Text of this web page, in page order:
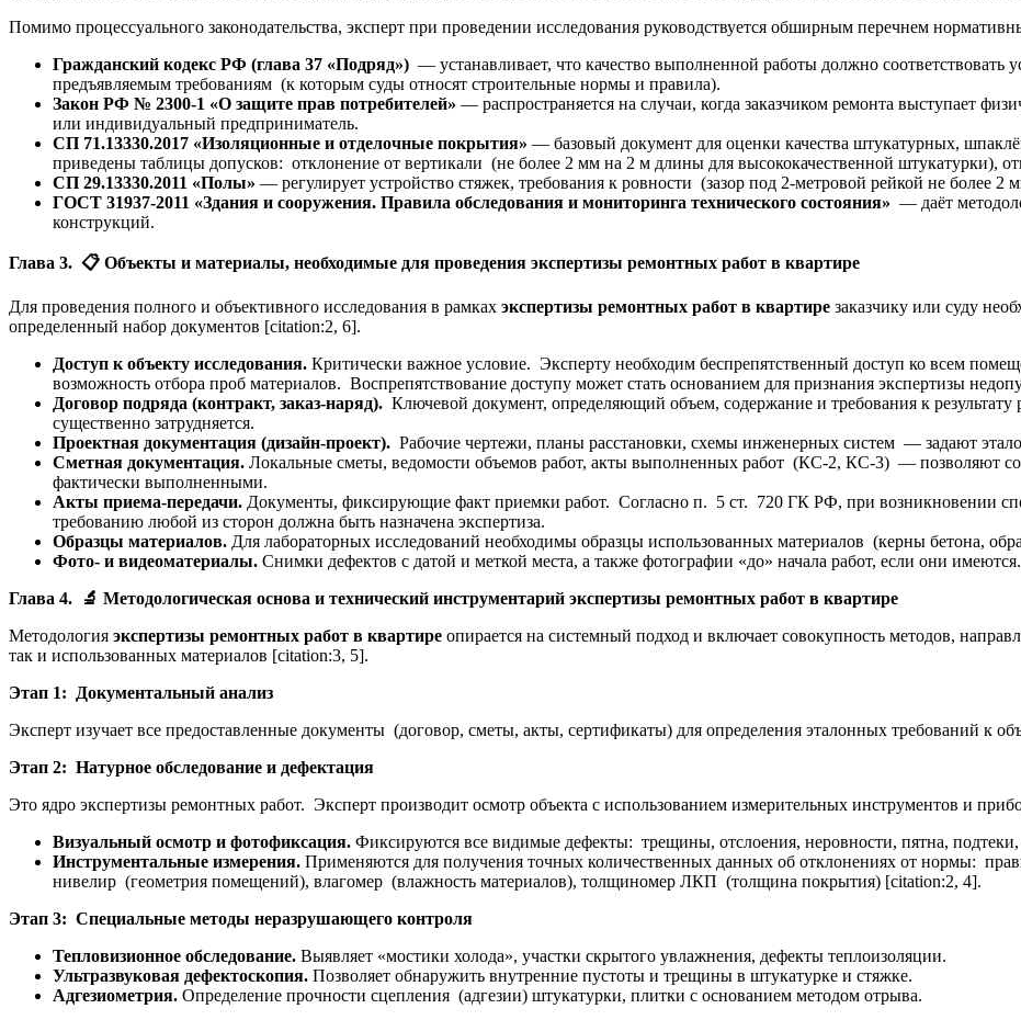
Помимо процессуального законодательства, эксперт при проведении исследования руководствуется обширным перечнем
Гражданский кодекс РФ (глава 37 «Подряд») — устанавливает, что качество выполненной работы должно
предъявляемым требованиям (к которым суды относят строительные нормы и правила).
Закон РФ № 2300-1 «О защите прав потребителей» — распространяется на случаи, когда заказчиком ремонта выступает
или индивидуальный предприниматель.
СП 71.13330.2017 «Изоляционные и отделочные покрытия» — базовый документ для оценки качества штукатурных,
приведены таблицы допусков: отклонение от вертикали (не более 2 мм на 2 м длины для высококачественной штукатурки),
СП 29.13330.2011 «Полы» — регулирует устройство стяжек, требования к ровности (зазор под 2-метровой рейкой не более
ГОСТ 31937-2011 «Здания и сооружения. Правила обследования и мониторинга технического состояния» — даёт
конструкций.
Глава 3. 📋 Объекты и материалы, необходимые для проведения экспертизы ремонтных работ в квартире
Для проведения полного и объективного исследования в рамках экспертизы ремонтных работ в квартире заказчику или суду
определенный набор документов [citation:2, 6].
Доступ к объекту исследования. Критически важное условие. Эксперту необходим беспрепятственный доступ ко всем
возможность отбора проб материалов. Воспрепятствование доступу может стать основанием для признания экспертизы
Договор подряда (контракт, заказ-наряд). Ключевой документ, определяющий объем, содержание и требования к результату
существенно затрудняется.
Проектная документация (дизайн-проект). Рабочие чертежи, планы расстановки, схемы инженерных систем — задают
Сметная документация. Локальные сметы, ведомости объемов работ, акты выполненных работ (КС-2, КС-3) — позволяют
фактически выполненными.
Акты приема-передачи. Документы, фиксирующие факт приемки работ. Согласно п. 5 ст. 720 ГК РФ, при возникновении
требованию любой из сторон должна быть назначена экспертиза.
Образцы материалов. Для лабораторных исследований необходимы образцы использованных материалов (керны бетона,
Фото- и видеоматериалы. Снимки дефектов с датой и меткой места, а также фотографии «до» начала работ, если они имеются.
Глава 4.
🔬 Методологическая основа и технический инструментарий экспертизы ремонтных работ в квартире
Методология экспертизы ремонтных работ в квартире опирается на системный подход и включает совокупность методов,
так и использованных материалов [citation:3, 5].
Этап 1: Документальный анализ
Эксперт изучает все предоставленные документы (договор, сметы, акты, сертификаты) для определения эталонных требований к
Этап 2: Натурное обследование и дефектация
Это ядро экспертизы ремонтных работ. Эксперт производит осмотр объекта с использованием измерительных инструментов и
Визуальный осмотр и фотофиксация. Фиксируются все видимые дефекты: трещины, отслоения, неровности, пятна,
Инструментальные измерения. Применяются для получения точных количественных данных об отклонениях от нормы:
нивелир (геометрия помещений), влагомер (влажность материалов), толщиномер ЛКП (толщина покрытия) [citation:2, 4].
Этап 3: Специальные методы неразрушающего контроля
Тепловизионное обследование. Выявляет «мостики холода», участки скрытого увлажнения, дефекты теплоизоляции.
Ультразвуковая дефектоскопия. Позволяет обнаружить внутренние пустоты и трещины в штукатурке и стяжке.
Адгезиометрия. Определение прочности сцепления (адгезии) штукатурки, плитки с основанием методом отрыва.